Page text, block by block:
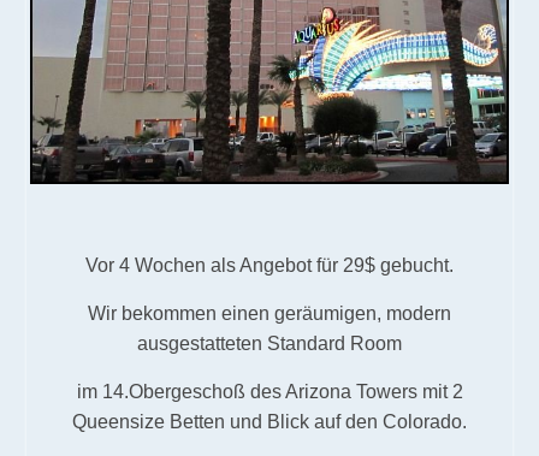
Vor 4 Wochen als Angebot für 29$ gebucht.
Wir bekommen einen geräumigen, modern
ausgestatteten Standard Room
im 14.Obergeschoß des Arizona Towers mit 2
Queensize Betten und Blick auf den Colorado.